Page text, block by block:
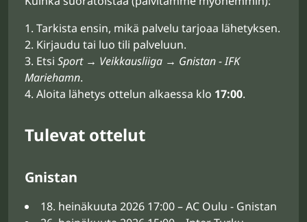
Tarkista ensin, mikä palvelu tarjoaa lähetyksen.
Kirjaudu tai luo tili palveluun.
Etsi Sport → Veikkausliiga → Gnistan - IFK
Mariehamn.
Aloita lähetys ottelun alkaessa klo 17:00.
Tulevat ottelut
Gnistan
18. heinäkuuta 2026 17:00 – AC Oulu - Gnistan